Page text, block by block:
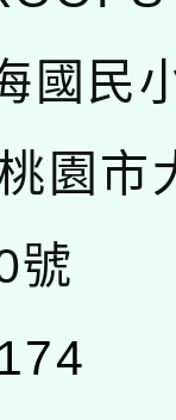
國民
園市
號